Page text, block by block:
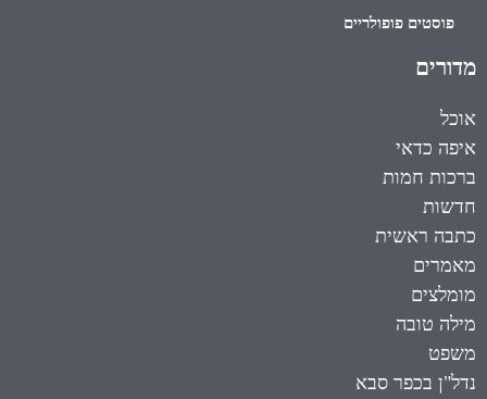
פוסטים פופולריים
מדורים
אוכל
איפה כדאי
ברכות חמות
חדשות
כתבה ראשית
מאמרים
מומלצים
מילה טובה
משפט
נדל"ן בכפר סבא